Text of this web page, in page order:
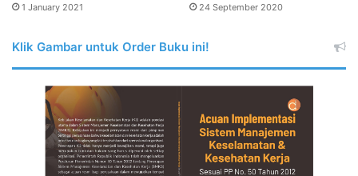
1 January 2021 24 September 2020
Klik Gambar untuk Order Buku ini!